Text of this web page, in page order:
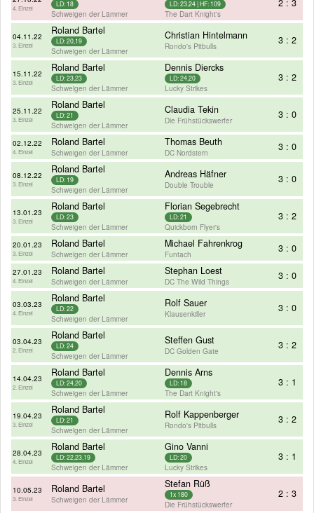
4. Einzel LD: 18
Schweigen der Lämmer
LD: 23,24 | HF: 109
The Dart Knight's
2 : 3
04.11.22
3. Einzel
Roland Bartel
LD: 20,19
Schweigen der Lämmer
Christian Hintelmann
Rondo's Pitbulls 3 : 2
15.11.22
3. Einzel
Roland Bartel
LD: 23,23
Schweigen der Lämmer
Dennis Diercks
LD: 24,20
Lucky Strikes
3 : 2
25.11.22
3. Einzel
Roland Bartel
LD: 21
Schweigen der Lämmer
Claudia Tekin
Die Frühstückswerfer 3 : 0
02.12.22
4. Einzel
Roland Bartel
Schweigen der Lämmer
Thomas Beuth
DC Nordstern 3 : 0
08.12.22
3. Einzel
Roland Bartel
LD: 19
Schweigen der Lämmer
Andreas Häfner
Double Trouble 3 : 0
13.01.23
3. Einzel
Roland Bartel
LD: 23
Schweigen der Lämmer
Florian Segebrecht
LD: 21
Quickborn Flyer's
3 : 2
20.01.23
3. Einzel
Roland Bartel
Schweigen der Lämmer
Michael Fahrenkrog
Funtach 3 : 0
27.01.23
4. Einzel
Roland Bartel
Schweigen der Lämmer
Stephan Loest
DC The Wild Things 3 : 0
03.03.23
4. Einzel
Roland Bartel
LD: 22
Schweigen der Lämmer
Rolf Sauer
Klausenkiller 3 : 0
03.04.23
2. Einzel
Roland Bartel
LD: 24
Schweigen der Lämmer
Steffen Gust
DC Golden Gate 3 : 2
14.04.23
2. Einzel
Roland Bartel
LD: 24,20
Schweigen der Lämmer
Dennis Arns
LD: 18
The Dart Knight's
3 : 1
19.04.23
3. Einzel
Roland Bartel
LD: 21
Schweigen der Lämmer
Rolf Kappenberger
Rondo's Pitbulls 3 : 2
28.04.23
4. Einzel
Roland Bartel
LD: 22,23,19
Schweigen der Lämmer
Gino Vanni
LD: 20
Lucky Strikes
3 : 1
10.05.23
3. Einzel
Roland Bartel
Schweigen der Lämmer
Stefan Rüß
1x 180
Die Frühstückswerfer
2 : 3